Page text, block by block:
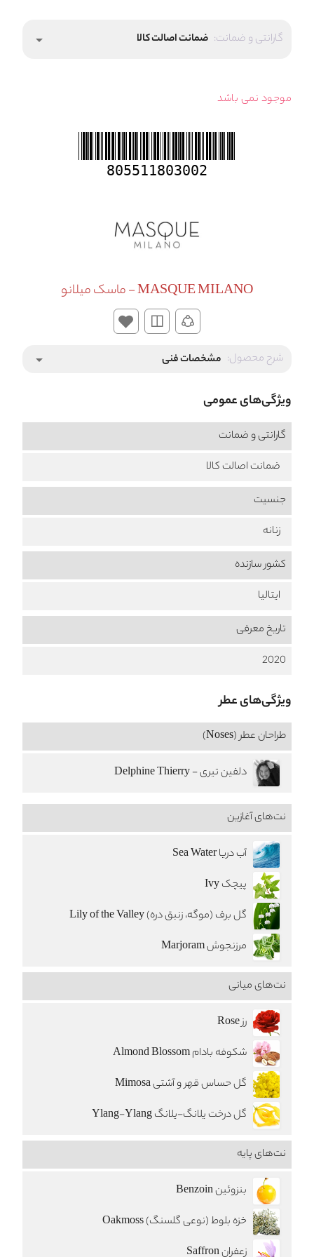
گارانتی و ضمانت: ضمانت اصالت کالا arrow_drop_down
موجود نمی باشد
805511803002
MASQUE MILANO - ماسک میلانو
شرح محصول: مشخصات فنی arrow_drop_down
ویژگی‌های عمومی
گارانتی و ضمانت
ضمانت اصالت کالا
جنسیت
زنانه
کشور سازنده
ایتالیا
تاریخ معرفی
2020
ویژگی‌های عطر
طراحان عطر (Noses)
دلفین تیری - Delphine Thierry
نت‌های آغازین
آب دریا Sea Water
پیچک Ivy
گل برف (موگه، زنبق دره) Lily of the Valley
مرزنجوش Marjoram
نت‌های میانی
رز Rose
شکوفه بادام Almond Blossom
گل حساس قهر و آشتی Mimosa
گل درخت یلانگ-یلانگ Ylang-Ylang
نت‌های پایه
بنزوئین Benzoin
خزه بلوط (نوعی گلسنگ) Oakmoss
زعفران Saffron